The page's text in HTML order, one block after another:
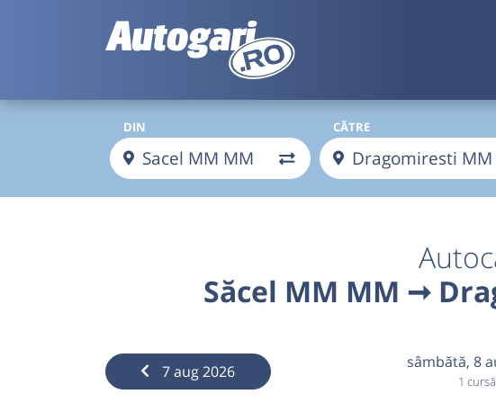
DIN CĂTRE
Săcel MM MM ➞
7 aug 2026 sâmbătă, 8
1 cursă